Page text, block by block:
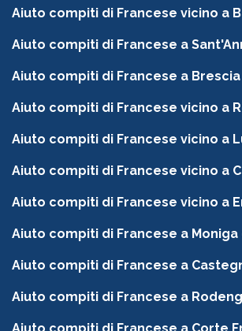
Aiuto compiti di Francese vicino a
Aiuto compiti di Francese a
Aiuto compiti di Francese a
Aiuto compiti di Francese vicino a
Aiuto compiti di Francese vicino a
Aiuto compiti di Francese vicino a
Aiuto compiti di Francese vicino a
Aiuto compiti di Francese a Moniga
Aiuto compiti di Francese a
Aiuto compiti di Francese a